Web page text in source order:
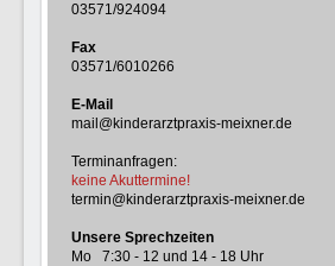
03571/924094
Fax
03571/6010266
E-Mail
mail@kinderarztpraxis-meixner.de
Terminanfragen:
keine Akuttermine!
termin@kinderarztpraxis-meixner.de
Unsere Sprechzeiten
Mo 7:30 - 12 und 14 - 18 Uhr